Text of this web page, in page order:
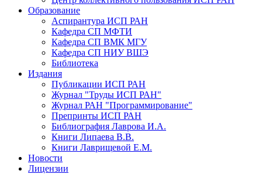
Образование
Аспирантура ИСП РАН
Кафедра СП МФТИ
Кафедра СП ВМК МГУ
Кафедра СП НИУ ВШЭ
Библиотека
Издания
Публикации ИСП РАН
Журнал "Труды ИСП РАН"
Журнал РАН "Программирование"
Препринты ИСП РАН
Библиография Лаврова И.А.
Книги Липаева В.В.
Книги Лаврищевой Е.М.
Новости
Лицензии